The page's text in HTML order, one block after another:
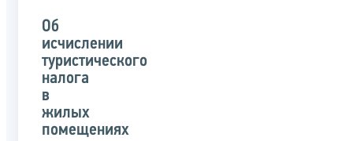
указанного
письма
Об
исчислении
туристического
налога
в
жилых
помещениях